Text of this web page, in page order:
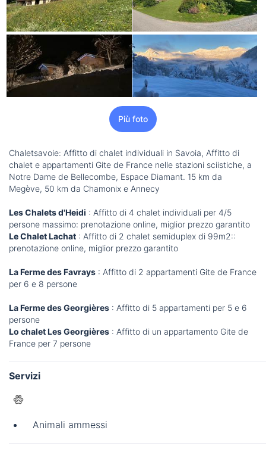
Più foto
Chaletsavoie: Affitto di chalet individuali in Savoia, Affitto di
chalet e appartamenti Gite de France nelle stazioni sciistiche, a
Notre Dame de Bellecombe, Espace Diamant. 15 km da
Megève, 50 km da Chamonix e Annecy
Les Chalets d'Heidi : Affitto di 4 chalet individuali per 4/5
persone massimo: prenotazione online, miglior prezzo garantito
Le Chalet Lachat : Affitto di 2 chalet semiduplex di 99m2::
prenotazione online, miglior prezzo garantito
La Ferme des Favrays : Affitto di 2 appartamenti Gite de France
per 6 e 8 persone
La Ferme des Georgières : Affitto di 5 appartamenti per 5 e 6
persone
Lo chalet Les Georgières : Affitto di un appartamento Gite de
France per 7 persone
Servizi
Animali ammessi